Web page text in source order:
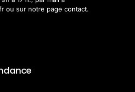
ou sur notre page contact.